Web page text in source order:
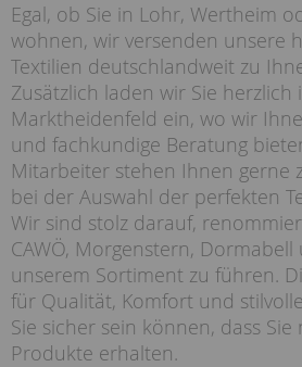
Egal, ob Sie in Lohr, Wertheim
wohnen, wir versenden unsere
Textilien deutschlandweit zu
Zusätzlich laden wir Sie
Marktheidenfeld ein, wo wir
und fachkundige Beratung
Mitarbeiter stehen Ihnen gerne
bei der Auswahl der perfekten
Wir sind stolz darauf,
CAWÖ, Morgenstern,
unserem Sortiment zu führen.
für Qualität, Komfort und
Sie sicher sein können, dass
Produkte erhalten.